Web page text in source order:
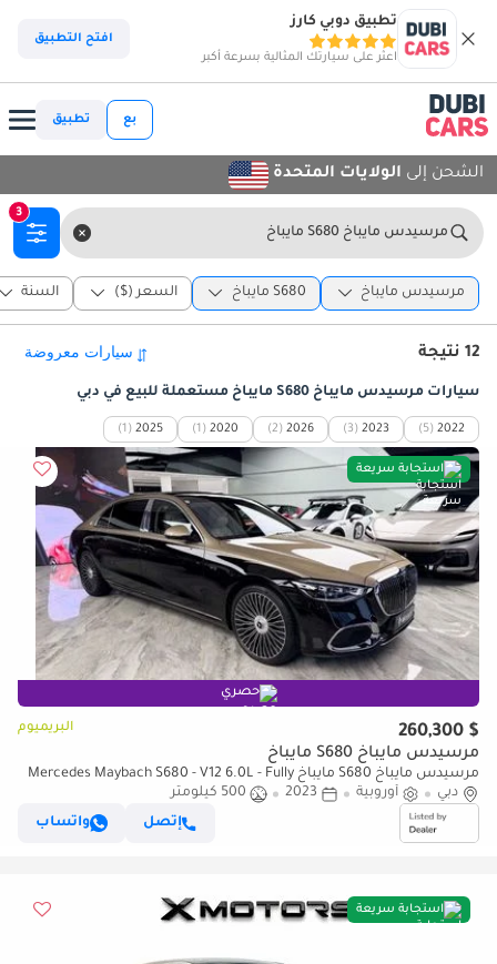
تطبيق دوبي كارز
اعثر على سيارتك المثالية بسرعة أكبر
افتح التطبيق
بع تطبيق
الشحن إلى الولايات المتحدة
مرسيدس مايباخ S680 مايباخ
3
مرسيدس مايباخ S680 مايباخ السعر ($) السنة
12 نتيجة
سيارات مرسيدس مايباخ S680 مايباخ مستعملة للبيع في دبي
2022
(5)
2023
(3)
2026
(2)
2020
(1)
2025
(1)
استجابة سريعة
حصري
$ 260,300 البريميوم
مرسيدس مايباخ S680 مايباخ
مرسيدس مايباخ S680 مايباخ Mercedes Maybach S680 - V12 6.0L - Fully
Luxury - 2023
دبي أوروبية 2023
500 كيلومتر
إتصل
واتساب
استجابة سريعة